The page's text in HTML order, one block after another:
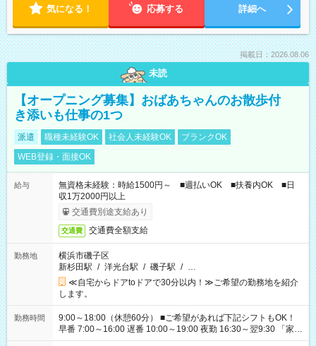
気になる！ 応募する 詳細へ
掲載日：2026.08.06
未読
【オープニング募集】おばあちゃんのお散歩付
き添いも仕事の1つ
派遣 職種未経験OK 社会人未経験OK
ブランクOK
WEB登録・面接OK
給与
無資格未経験：時給1500円～ ■週払いOK ■扶養内OK ■日
収1万2000円以上
交通費別途支給あり
交通費 交通費全額支給
勤務地
横浜市磯子区
新杉田駅 / 洋光台駅 / 磯子駅 / …
≪自宅からドアtoドアで30分以内！≫ご希望の勤務地を紹介
します。
勤務時間
9:00～18:00（休憩60分） ■ご希望があれば下記シフトもOK！
早番 7:00～16:00 遅番 10:00～19:00 夜勤 16:30～翌9:30 「家族
と休みを合わせたい」 「余裕を持って夕飯の準備がしたい」